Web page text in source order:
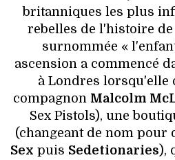
britanniques les plus
rebelles de l'histoire
surnommée «
ascension a commencé
à Londres lorsqu'elle
compagnon Malcolm
Sex Pistols), une
(changeant de nom pour
Sex puis Sedetionaries),